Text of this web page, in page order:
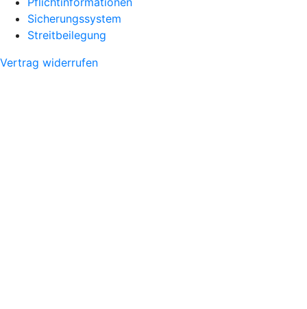
Sicherungssystem
Streitbeilegung
Vertrag widerrufen